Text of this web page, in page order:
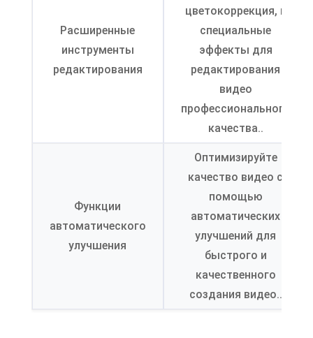
Расширенные
инструменты
редактирования
цветокоррекция, и
специальные
эффекты для
редактирования
видео
профессионального
качества..
Функции
автоматического
улучшения
Оптимизируйте
качество видео с
помощью
автоматических
улучшений для
быстрого и
качественного
создания видео..